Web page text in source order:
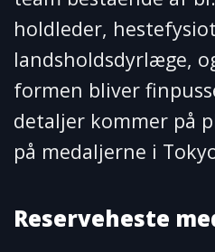
holdleder,
landsholdsdyrlæge,
formen bliver
detaljer kommer på
på medaljerne i
Reserveheste